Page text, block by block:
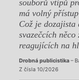
souborů vtipů
má volný
Což je dozajista
svazečcích
reagujících na
Drobná publicistika–
Z čísla 10/2026